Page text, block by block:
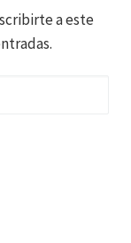
a este